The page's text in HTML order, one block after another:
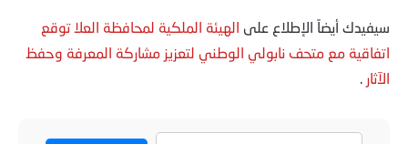
سيفيدك أيضاً الإطلاع على الهيئة الملكية لمحافظة العلا توقع
اتفاقية مع متحف نابولي الوطني لتعزيز مشاركة المعرفة وحفظ
الآثار .